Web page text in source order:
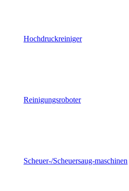
Hochdruckreiniger
Reinigungsroboter
Scheuer-/Scheuersaug-maschinen